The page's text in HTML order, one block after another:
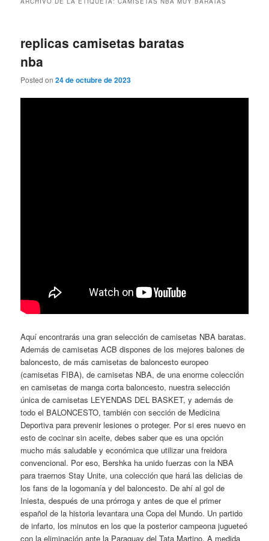
replicas camisetas baratas
nba
Posted on24 de octubre de 2023
Aquí encontrarás una gran selección de camisetas NBA baratas.
Además de camisetas ACB dispones de los mejores balones de
baloncesto, de más camisetas de baloncesto europeo
(camisetas FIBA), de camisetas NBA, de una enorme colección
en camisetas de manga corta baloncesto, nuestra selección
única de camisetas LEYENDAS DEL BASKET, y además de
todo el BALONCESTO, también con sección de Medicina
Deportiva para prevenir lesiones o proteger. Por si eres nuevo en
esto de cocinar sin aceite, debes saber que es una opción
mucho más saludable y económica que utilizar una freidora
convencional. Por eso, Bershka ha unido fuerzas con la NBA
para traernos Stay Unite, una colección que hará las delicias de
los fans de la logomanía y del baloncesto. De ahí al gol de
Iniesta, después de una prórroga y antes de que el primer
español de la historia levantara una Copa del Mundo. Un partido
de infarto, los minutos en los que la posterior campeona jugueteó
con la eliminación ante la Paraguay del Tata Martino. A medida